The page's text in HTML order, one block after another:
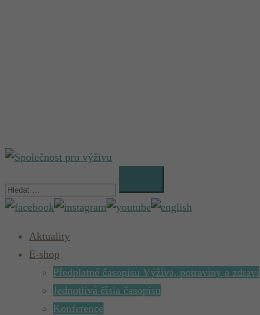
Aktuality
E-shop
Předplatné časopisu Výživa, potraviny a zdraví
Jednotlivá čísla časopisu
Konference